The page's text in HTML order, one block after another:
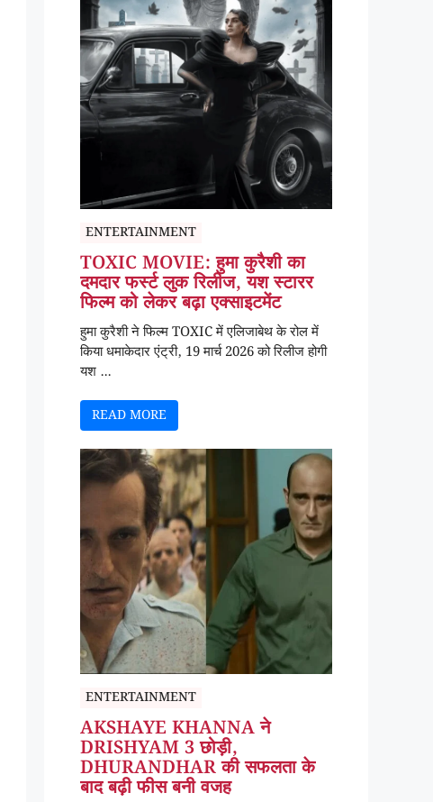
ENTERTAINMENT
TOXIC MOVIE: हुमा कुरैशी का
दमदार फर्स्ट लुक रिलीज, यश स्टारर
फिल्म को लेकर बढ़ा एक्साइटमेंट
हुमा कुरैशी ने फिल्म TOXIC में एलिजाबेथ के रोल में
किया धमाकेदार एंट्री, 19 मार्च 2026 को रिलीज होगी
यश ...
READ MORE
ENTERTAINMENT
AKSHAYE KHANNA ने
DRISHYAM 3 छोड़ी,
DHURANDHAR की सफलता के
बाद बढ़ी फीस बनी वजह